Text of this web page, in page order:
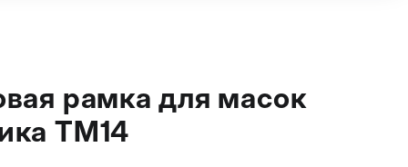
рамка для масок
ТМ14